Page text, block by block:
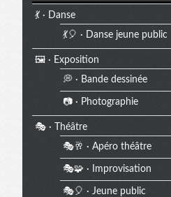
💃 · Danse
💃🎈 · Danse jeune public
🖼️ · Exposition
💭 · Bande dessinée
📷 · Photographie
🎭 · Théâtre
🎭🥂 · Apéro théâtre
🎭🧩 · Improvisation
🎭🎈 · Jeune public